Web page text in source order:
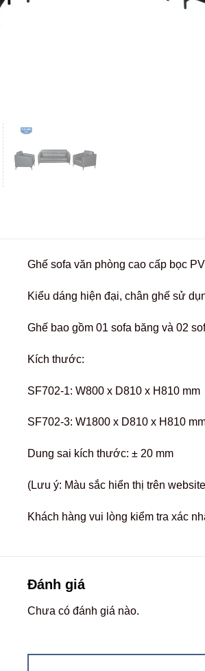
Ghế sofa văn phòng cao cấp bọc
Kiểu dáng hiện đại, chân ghế sử
Ghế bao gồm 01 sofa băng và 02
Kích thước:
SF702-1: W800 x D810 x H810 mm
SF702-3: W1800 x D810 x H810
Dung sai kích thước: ± 20 mm
(Lưu ý: Màu sắc hiển thị trên
Khách hàng vui lòng kiểm tra xác
Đánh giá
Chưa có đánh giá nào.